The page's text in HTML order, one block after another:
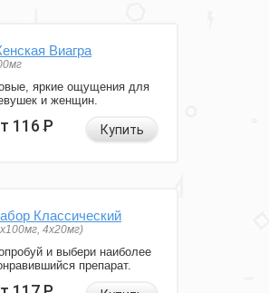
Виагра
яркие ощущения для
и женщин.
116Р Купить
Классический
4x20мг)
и выбери наиболее
препарат.